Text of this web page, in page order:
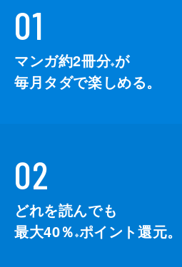
01
マンガ約2冊分※が
毎月タダで楽しめる。
02
どれを読んでも
最大40％ ※ポイント還元。